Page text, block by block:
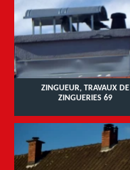
ZINGUEUR, TRAVAUX DE
ZINGUERIES 69